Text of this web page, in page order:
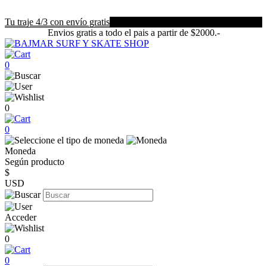
Tu traje 4/3 con envío gratis
Envios gratis a todo el pais a partir de $2000.-
0
0
0
Moneda
Según producto
$
USD
Acceder
0
0